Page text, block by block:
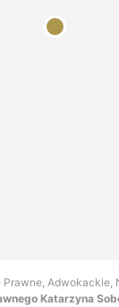
Prawne, Adwokackie,
Katarzyna